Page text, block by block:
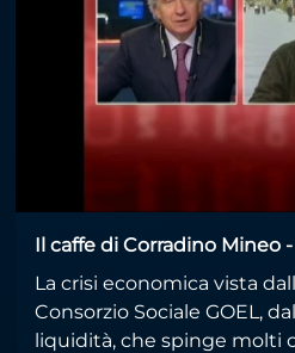
Il caffe di Corradino Mineo
La crisi economica vista
Consorzio Sociale GOEL,
liquidità, che spinge molti